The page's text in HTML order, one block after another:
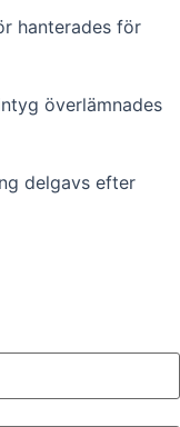
hanterades för
överlämnades
delgavs efter